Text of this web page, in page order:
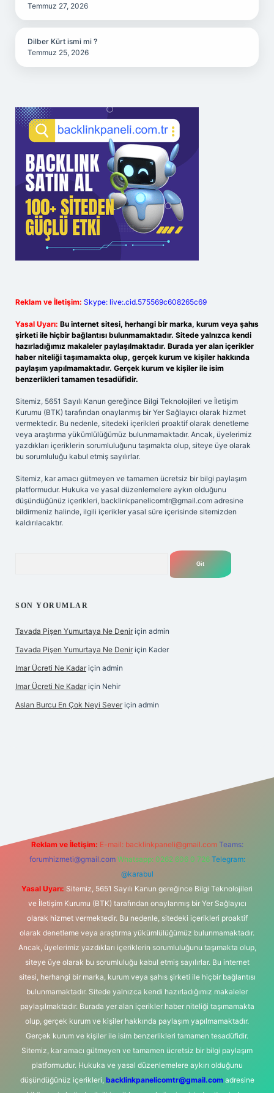
Temmuz 27, 2026
Dilber Kürt ismi mi ?
Temmuz 25, 2026
Reklam ve İletişim: Skype: live:.cid.575569c608265c69
Yasal Uyarı: Bu internet sitesi, herhangi bir marka, kurum veya şahıs
şirketi ile hiçbir bağlantısı bulunmamaktadır. Sitede yalnızca kendi
hazırladığımız makaleler paylaşılmaktadır. Burada yer alan içerikler
haber niteliği taşımamakta olup, gerçek kurum ve kişiler hakkında
paylaşım yapılmamaktadır. Gerçek kurum ve kişiler ile isim
benzerlikleri tamamen tesadüfidir.
Sitemiz, 5651 Sayılı Kanun gereğince Bilgi Teknolojileri ve İletişim
Kurumu (BTK) tarafından onaylanmış bir Yer Sağlayıcı olarak hizmet
vermektedir. Bu nedenle, sitedeki içerikleri proaktif olarak denetleme
veya araştırma yükümlülüğümüz bulunmamaktadır. Ancak, üyelerimiz
yazdıkları içeriklerin sorumluluğunu taşımakta olup, siteye üye olarak
bu sorumluluğu kabul etmiş sayılırlar.
Sitemiz, kar amacı gütmeyen ve tamamen ücretsiz bir bilgi paylaşım
platformudur. Hukuka ve yasal düzenlemelere aykırı olduğunu
düşündüğünüz içerikleri, backlinkpanelicomtr@gmail.com adresine
bildirmeniz halinde, ilgili içerikler yasal süre içerisinde sitemizden
kaldırılacaktır.
SON YORUMLAR
Tavada Pişen Yumurtaya Ne Denir için admin
Tavada Pişen Yumurtaya Ne Denir için Kader
Imar Ücreti Ne Kadar için admin
Imar Ücreti Ne Kadar için Nehir
Aslan Burcu En Çok Neyi Sever için admin
elexbetgiris.org
Reklam ve İletişim: E-mail: backlinkpaneli@gmail.com Teams:
forumhizmeti@gmail.com Whatsapp: 0262 606 0 726 Telegram:
@karabul
Yasal Uyarı: Sitemiz, 5651 Sayılı Kanun gereğince Bilgi Teknolojileri
ve İletişim Kurumu (BTK) tarafından onaylanmış bir Yer Sağlayıcı
olarak hizmet vermektedir. Bu nedenle, sitedeki içerikleri proaktif
olarak denetleme veya araştırma yükümlülüğümüz bulunmamaktadır.
Ancak, üyelerimiz yazdıkları içeriklerin sorumluluğunu taşımakta olup,
siteye üye olarak bu sorumluluğu kabul etmiş sayılırlar. Bu internet
sitesi, herhangi bir marka, kurum veya şahıs şirketi ile hiçbir bağlantısı
bulunmamaktadır. Sitede yalnızca kendi hazırladığımız makaleler
paylaşılmaktadır. Burada yer alan içerikler haber niteliği taşımamakta
olup, gerçek kurum ve kişiler hakkında paylaşım yapılmamaktadır.
Gerçek kurum ve kişiler ile isim benzerlikleri tamamen tesadüfidir.
Sitemiz, kar amacı gütmeyen ve tamamen ücretsiz bir bilgi paylaşım
platformudur. Hukuka ve yasal düzenlemelere aykırı olduğunu
düşündüğünüz içerikleri, backlinkpanelicomtr@gmail.comadresine